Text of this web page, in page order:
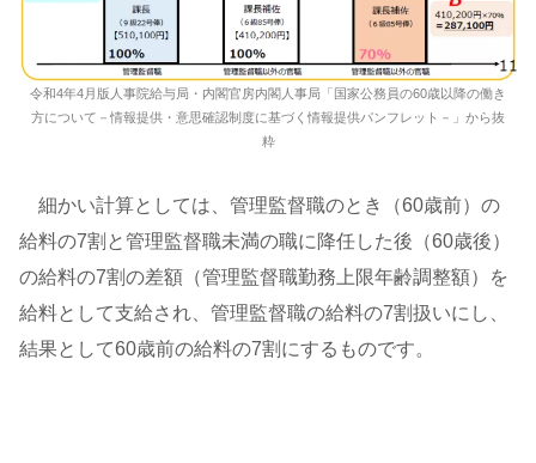
令和4年4月版人事院給与局・内閣官房内閣人事局「国家公務員の60歳以降の働き
方について－情報提供・意思確認制度に基づく情報提供パンフレット－」から抜
粋
細かい計算としては、管理監督職のとき（60歳前）の
給料の7割と管理監督職未満の職に降任した後（60歳後）
の給料の7割の差額（管理監督職勤務上限年齢調整額）を
給料として支給され、管理監督職の給料の7割扱いにし、
結果として60歳前の給料の7割にするものです。